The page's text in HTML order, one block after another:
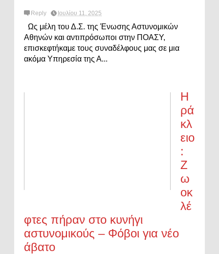
Reply Ιουλίου 11, 2025
Ως μέλη του Δ.Σ. της Ένωσης Αστυνομικών
Αθηνών και αντιπρόσωποι στην ΠΟΑΣΥ,
επισκεφτήκαμε τους συναδέλφους μας σε μια
ακόμα Υπηρεσία της Α...
Η
ρά
κλ
ειο
:
Ζ
ω
οκ
λέ
φτες πήραν στο κυνήγι
αστυνομικούς – Φόβοι για νέο
άβατο